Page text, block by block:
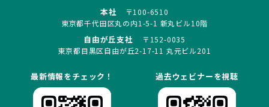
本社
〒100-6510
東京都千代田区丸の内1-5-1 新丸ビル10階
自由が丘支社
〒152-0035
東京都目黒区自由が丘2-17-11 丸元ビル201
最新情報をチェック！ 過去ウェビナーを視聴